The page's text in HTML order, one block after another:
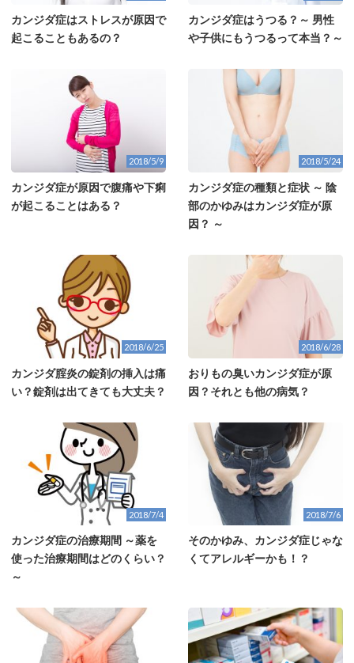
カンジダ症はストレスが原因で
起こることもあるの？
カンジダ症はうつる？～ 男性
や子供にもうつるって本当？～
2018/5/9
カンジダ症が原因で腹痛や下痢
が起こることはある？
2018/5/24
カンジダ症の種類と症状 ～ 陰
部のかゆみはカンジダ症が原
因？ ～
2018/6/25
カンジダ腟炎の錠剤の挿入は痛
い？錠剤は出てきても大丈夫？
2018/6/28
おりもの臭いカンジダ症が原
因？それとも他の病気？
2018/7/4
カンジダ症の治療期間 ～薬を
使った治療期間はどのくらい？
～
2018/7/6
そのかゆみ、カンジダ症じゃな
くてアレルギーかも！？